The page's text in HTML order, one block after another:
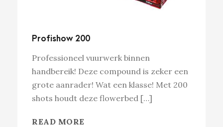
Profishow 200
Professioneel vuurwerk binnen
handbereik! Deze compound is zeker een
grote aanrader! Wat een klasse! Met 200
shots houdt deze flowerbed […]
READ MORE